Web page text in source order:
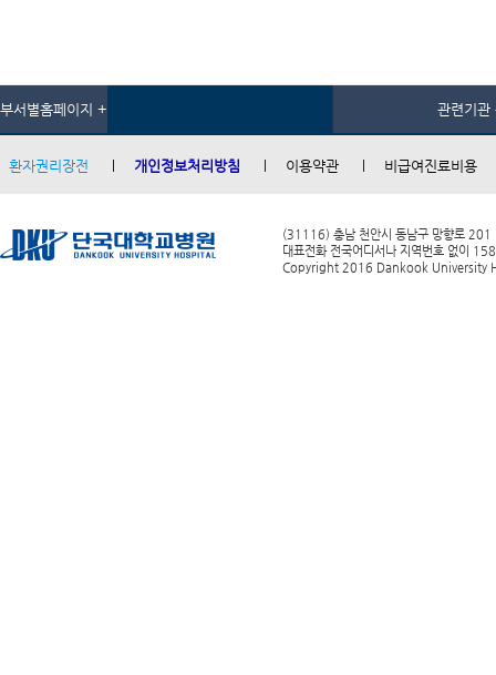
부서별홈페이지 + 관련기관
환자권리장전 개인정보처리방침 이용약관 비급여진료비용
(31116) 충남 천안시 동남구 망향로 201
대표전화 전국어디서나 지역번호 없이
Copyright 2016 Dankook University